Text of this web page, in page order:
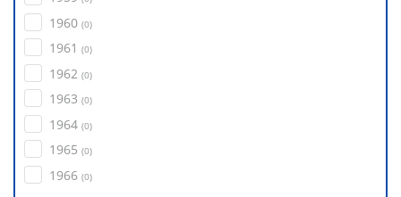
1960 (0)
1961 (0)
1962 (0)
1963 (0)
1964 (0)
1965 (0)
1966 (0)